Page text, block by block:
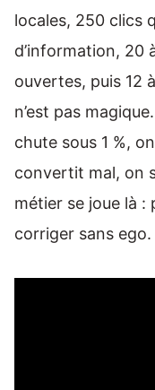
locales, 250 clics
d’information, 20
ouvertes, puis 12
n’est pas
chute sous 1 %,
convertit mal, on
métier se joue là :
corriger sans ego.